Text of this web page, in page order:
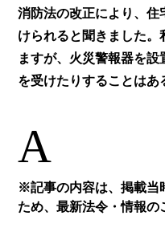
消防法の改正により、
けられると聞きました
ますが、火災警報器を
を受けたりすることはあ
A
※記事の内容は、掲載当
ため、最新法令・情報の